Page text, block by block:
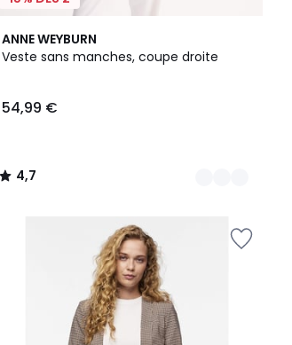
ANNE WEYBURN
Veste sans manches, coupe droite
54,99 €
4,7
/ 5
2
Couleurs
4,7
/